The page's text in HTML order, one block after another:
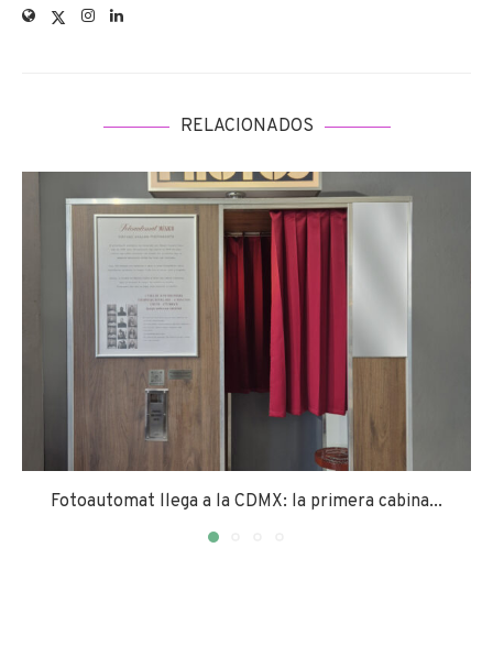
RELACIONADOS
Fotoautomat llega a la CDMX: la primera cabina...